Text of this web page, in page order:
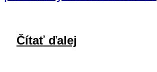
Čítať ďalej